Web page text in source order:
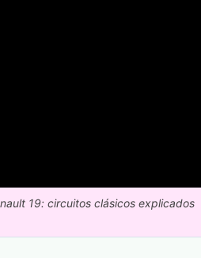
19: circuitos clásicos explicados